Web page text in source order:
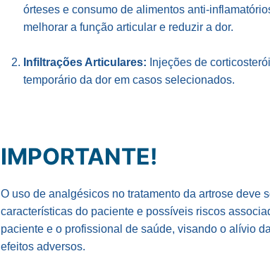
órteses e consumo de alimentos anti-
melhorar a função articular e reduzir a dor.​
Infiltrações Articulares: Injeções de
temporário da dor em casos selecionados.​
IMPORTANTE!
O uso de analgésicos no tratamento da artrose deve
características do paciente e possíveis riscos
paciente e o profissional de saúde, visando o alívio
efeitos adversos.